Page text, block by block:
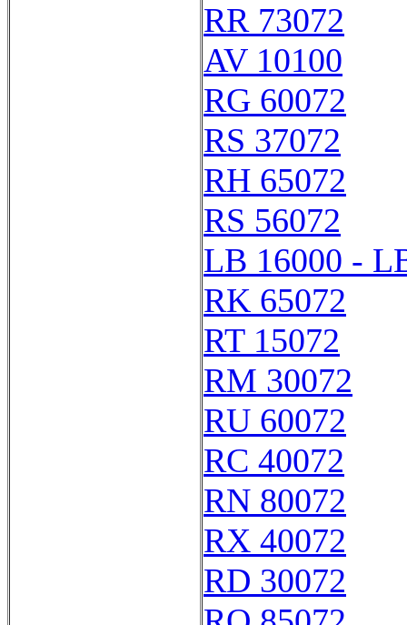
RR 73072
AV 10100
RG 60072
RS 37072
RH 65072
RS 56072
LB 16000 -
RK 65072
RT 15072
RM 30072
RU 60072
RC 40072
RN 80072
RX 40072
RD 30072